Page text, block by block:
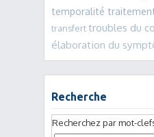
temporalité
transferttroubles du
élaboration du
Recherche
Recherchez par mot-